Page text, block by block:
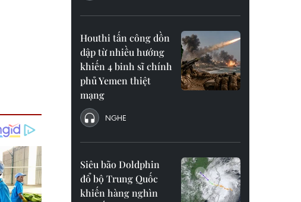
Houthi tấn công dồn
dập từ nhiều hướng
khiến 4 binh sĩ chính
phủ Yemen thiệt
mạng
NGHE
Siêu bão Doldphin
đổ bộ Trung Quốc
khiến hàng nghìn